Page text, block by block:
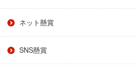
ネット懸賞
SNS懸賞